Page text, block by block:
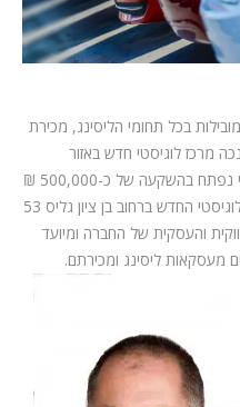
בכל תחומי הליסינג, מכירת
מרכז לוגיסטי חדש באזור
התעשייה סגולה בפ"ת. המרכז הלוגיסטי נפתח בהשקעה של כ-500,000 ₪
ומשתרע על שטח של 6 דונם. המרכז הלוגיסטי החדש ברחוב בן ציון גליס 53
והעסקית של החברה ומיועד
מעסקאות ליסינג ומכירתם.